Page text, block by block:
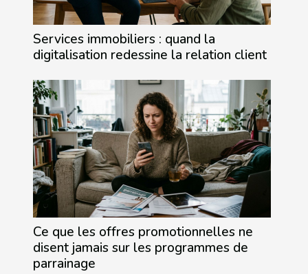
Services immobiliers : quand la
digitalisation redessine la relation client
Ce que les offres promotionnelles ne
disent jamais sur les programmes de
parrainage